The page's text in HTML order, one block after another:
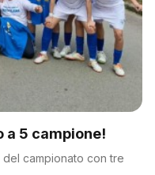
a 5 campione!
campionato con tre